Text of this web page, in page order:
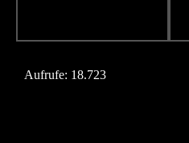
Aufrufe: 18.723